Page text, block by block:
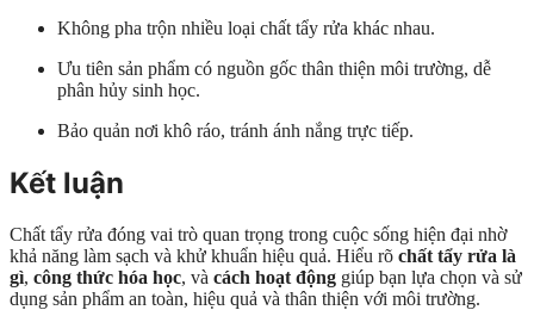
Không pha trộn nhiều loại chất tẩy rửa khác nhau.
Ưu tiên sản phẩm có nguồn gốc thân thiện môi trường, dễ
phân hủy sinh học.
Bảo quản nơi khô ráo, tránh ánh nắng trực tiếp.
Kết luận
Chất tẩy rửa đóng vai trò quan trọng trong cuộc sống hiện đại nhờ
khả năng làm sạch và khử khuẩn hiệu quả. Hiểu rõ chất tẩy rửa là
gì, công thức hóa học, và cách hoạt động giúp bạn lựa chọn và sử
dụng sản phẩm an toàn, hiệu quả và thân thiện với môi trường.